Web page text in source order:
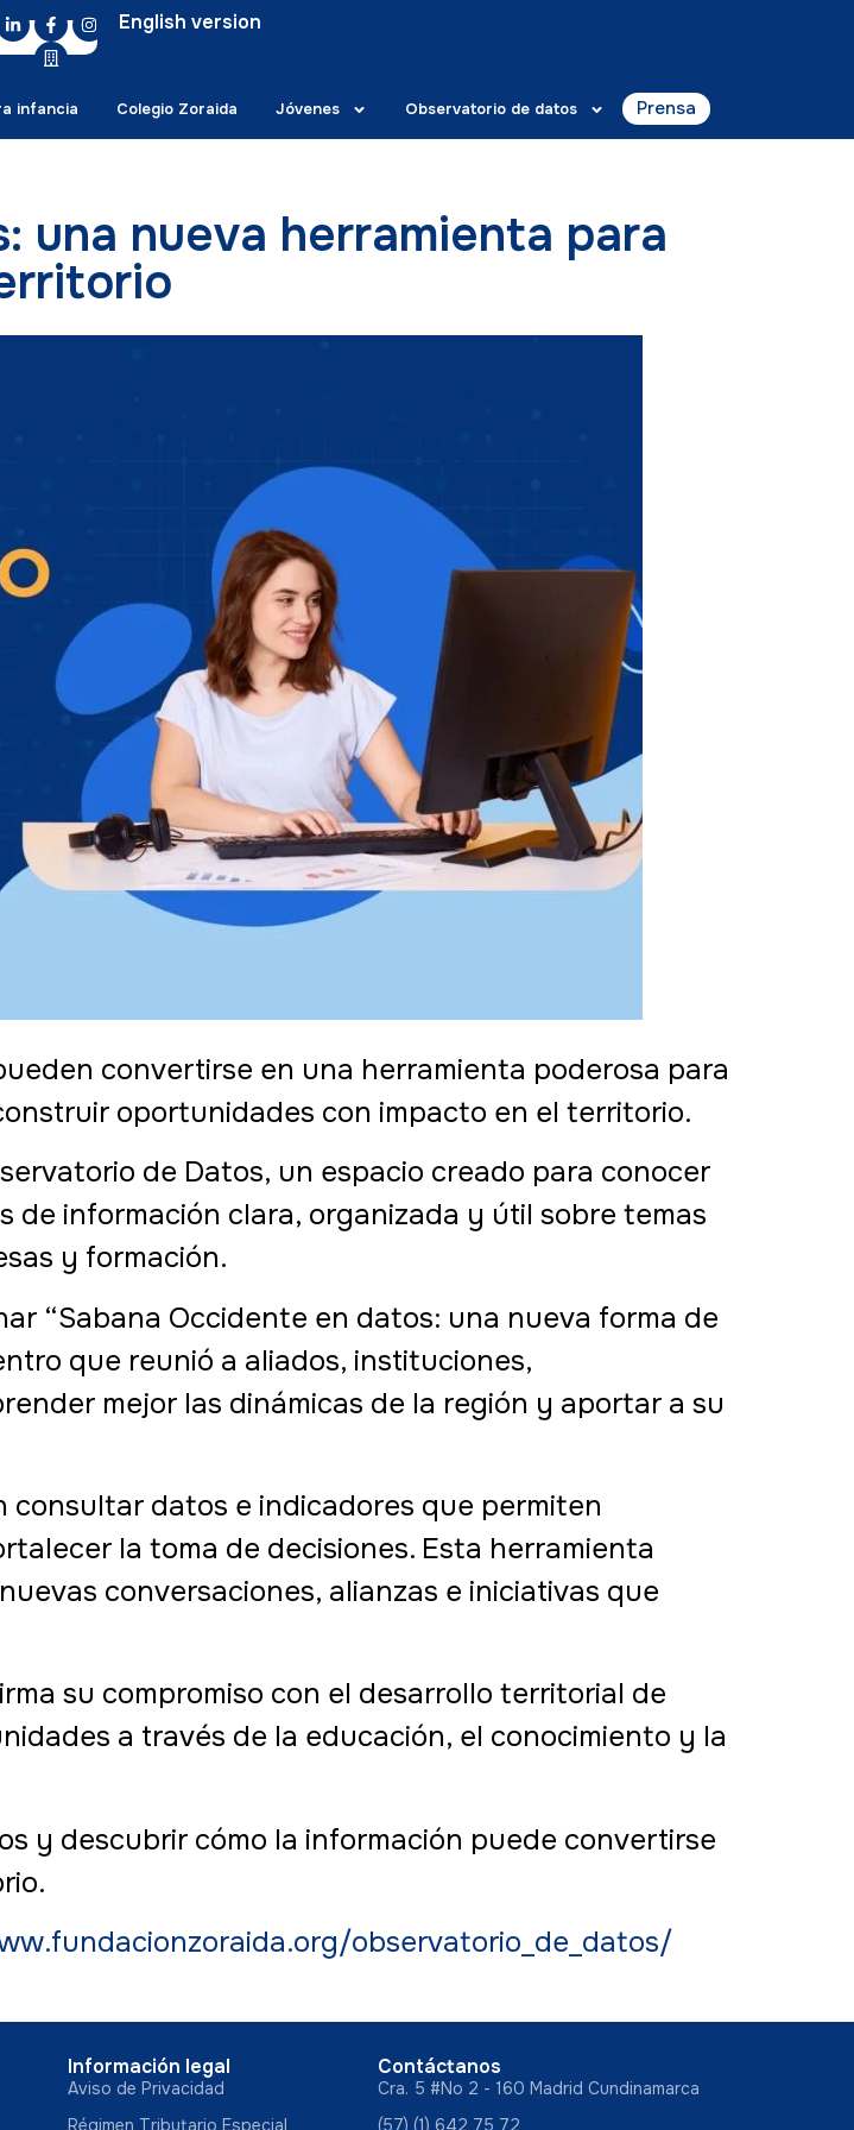
English version
infancia Colegio Zoraida Jóvenes Observatorio de datos Prensa
una nueva herramienta para
convertirse en una herramienta poderosa para
oportunidades con impacto en el territorio.
de Datos, un espacio creado para conocer
de información clara, organizada y útil sobre temas
y formación.
“Sabana Occidente en datos: una nueva forma de
que reunió a aliados, instituciones,
mejor las dinámicas de la región y aportar a su
consultar datos e indicadores que permiten
la toma de decisiones. Esta herramienta
conversaciones, alianzas e iniciativas que
su compromiso con el desarrollo territorial de
a través de la educación, el conocimiento y la
y descubrir cómo la información puede convertirse
observatorio_de_datos/
Información legal
Aviso de Privacidad
Régimen Tributario Especial
Contáctanos
Cra. 5 #No 2 - 160 Madrid Cundinamarca
(57) (1) 642 75 72